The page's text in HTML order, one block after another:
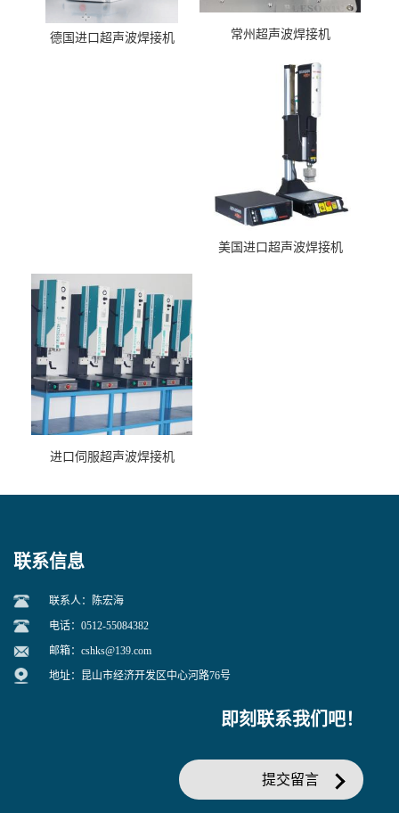
德国进口超声波焊接机 常州超声波焊接机
美国进口超声波焊接机
进口伺服超声波焊接机
联系信息
联系人：陈宏海
电话：0512-55084382
邮箱： cshks@139.com
地址：昆山市经济开发区中心河路76号
即刻联系我们吧！
提交留言